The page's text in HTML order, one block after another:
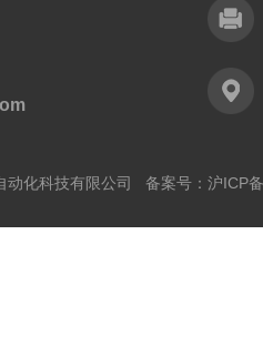
动化科技有限公司 备案号： 沪ICP